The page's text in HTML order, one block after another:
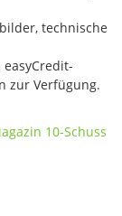
technische
zur Verfügung.
10-Schuss